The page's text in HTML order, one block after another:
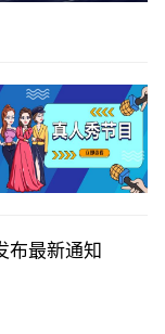
布最新通知